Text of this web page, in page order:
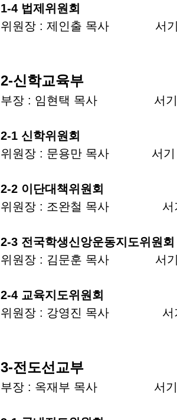
1-4 법제위원회
위원장 : 제인출 목사 서
2-신학교육부
부장 : 임현택 목사 서기 :
2-1 신학위원회
위원장 : 문용만 목사 서
2-2 이단대책위원회
위원장 : 조완철 목사 서
2-3 전국학생신앙운동지도위원회
위원장 : 김문훈 목사 서
2-4 교육지도위원회
위원장 : 강영진 목사 서
3-전도선교부
부장 : 옥재부 목사 서기 :